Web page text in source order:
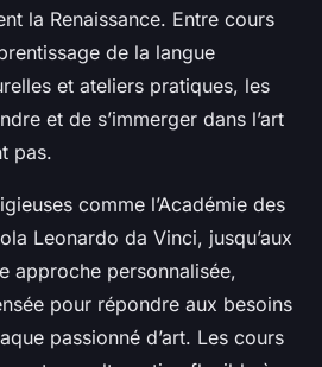
la Renaissance. Entre cours
de la langue
et ateliers pratiques, les
et de s’immerger dans l’art
pas.
comme l’Académie des
Leonardo da Vinci, jusqu’aux
approche personnalisée,
pour répondre aux besoins
passionné d’art. Les cours